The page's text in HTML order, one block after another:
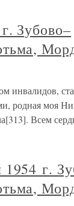
Зубово–
инвалидов,
родная моя
Всем
г.